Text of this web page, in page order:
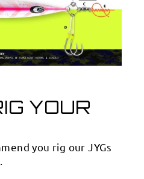
YOUR
you rig our JYGs